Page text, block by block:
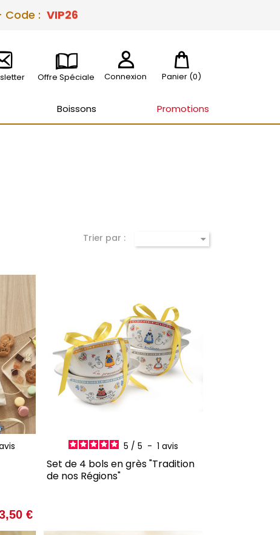
Code : VIP26
Offre Spéciale Connexion Panier (0)
Boissons Promotions
Trier par :
Prix
€
5 / 5 - 1avis
Set de 4 bols en grès "Tradition
de nos Régions"